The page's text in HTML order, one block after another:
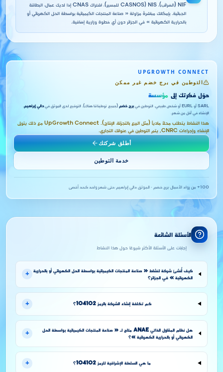
NIF (الضرائب)، NIS (CASNOS للمسير)، اشتراك CNAS إذا لديك عمال، البطاقة
الجبائية. بإمكانك مباشرةً مزاولة « صناعة المنتجات الكيميائية بواسطة الحل الكهربائي أو
بالحرارية الكهربائية » في الجزائر دون أي خطوة وزارية إضافية.
UPGROWTH CONNECT
التوطين في برج خضم غير ممكن
حوّل فكرتك إلى مؤسسة
SARL أو EURL أو شخص طبيعي. التوطين في برج خضم (جميع توطيناتنا هناك). التوقيع لدى الموثق فيدالي إبراهيم
الإنشاء في أقل من شهر.
هذا النشاط يتطلب محلاً مادياً (مثل البيع بالتجزئة، الإنتاج). UpGrowth Connect مع ذلك يتولى
الإنشاء وإجراءات CNRC, يتم التوطين في عنوانك التجاري.
أطلق شركتك
خدمة التوطين
100+ من رواد الأعمال ·برج خضم · الموثق دالي إبراهيم ·حتى شهر واحد كحد أقصى
الأسئلة الشائعة
إجابات على الأسئلة الأكثر شيوعًا حول هذا النشاط
كيف أُنشئ شركة لنشاط « صناعة المنتجات الكيميائية بواسطة الحل الكهربائي أو بالحرارية
الكهربائية » في الجزائر؟
+
كم تكلفة إنشاء الشركة بالرمز 104102؟ +
هل نظام المقاول الذاتي ANAE متاح لـ « صناعة المنتجات الكيميائية بواسطة الحل
الكهربائي أو بالحرارية الكهربائية »؟
+
ما هي السلطة الإشرافية للرمز 104102؟ +